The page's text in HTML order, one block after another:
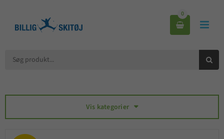


0

Vis kategorier 